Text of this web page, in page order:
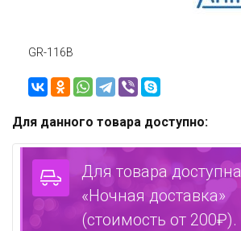
GR-116B
Для данного товара доступно:
Для товара доступна
«Ночная доставка»
(стоимость от 200₽).